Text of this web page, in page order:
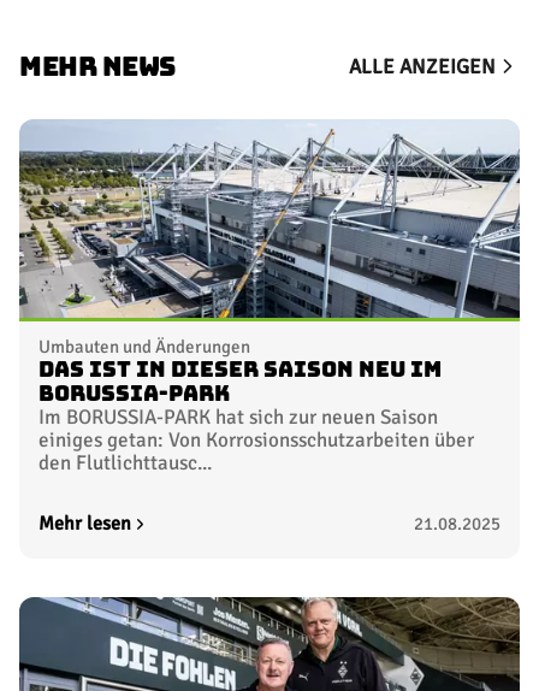
MEHR NEWS ALLE ANZEIGEN
Umbauten und Änderungen
Das ist in dieser Saison neu im
BORUSSIA-PARK
Im BORUSSIA-PARK hat sich zur neuen Saison
einiges getan: Von Korrosionsschutzarbeiten über
den Flutlichttausc...
Mehr lesen 21.08.2025